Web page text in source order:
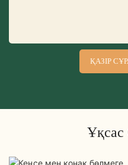
ҚАЗІР
Ұқсас